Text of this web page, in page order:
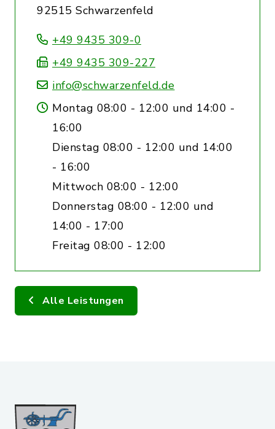
92515 Schwarzenfeld
+49 9435 309-0
+49 9435 309-227
info@schwarzenfeld.de
Montag 08:00 - 12:00 und 14:00 -
16:00
Dienstag 08:00 - 12:00 und 14:00
- 16:00
Mittwoch 08:00 - 12:00
Donnerstag 08:00 - 12:00 und
14:00 - 17:00
Freitag 08:00 - 12:00
Alle Leistungen